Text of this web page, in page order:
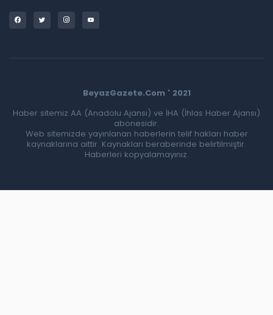
BeyazGazete.Com ' 2021
Haber sitemiz AA (Anadolu Ajansı) ve İHA (İhlas Haber Ajansı)
abonesidir.
Web sitemizde yayınlanan haberlerin telif hakları haber
kaynaklarına aittir. Kaynakları beraberinde belirtilmiştir.
Haberleri kopyalamayınız.